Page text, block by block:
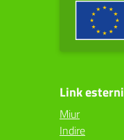
Link esterni
Miur
Indire